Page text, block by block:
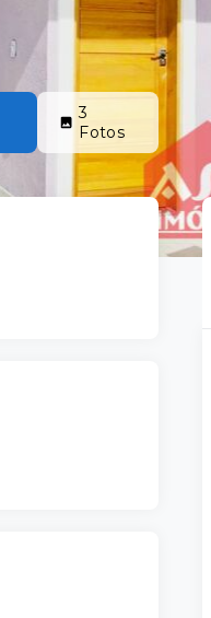
3
Fotos